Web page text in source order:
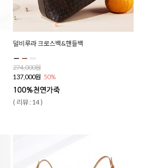
덜비루라 크로스백&핸들백
274,000원
137,000원 50%
( 리뷰 : 14 )